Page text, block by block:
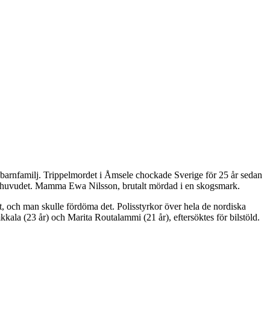
Trippelmordet i Åmsele chockade Sverige för 25 år sedan
Mamma Ewa Nilsson, brutalt mördad i en skogsmark.
man skulle fördöma det. Polisstyrkor över hela de nordiska
(23 år) och Marita Routalammi (21 år), eftersöktes för bilstöld.